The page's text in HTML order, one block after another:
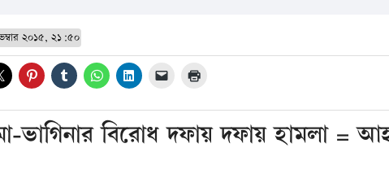
২০১৫, ২১:৫০
ভাগিনার বিরোধ দফায় দফায় হামলা